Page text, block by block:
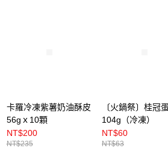
卡羅冷凍紫薯奶油酥皮
56gｘ10顆
NT$200
NT$235
〔火鍋祭〕桂冠
104g（冷凍）
NT$60
NT$63